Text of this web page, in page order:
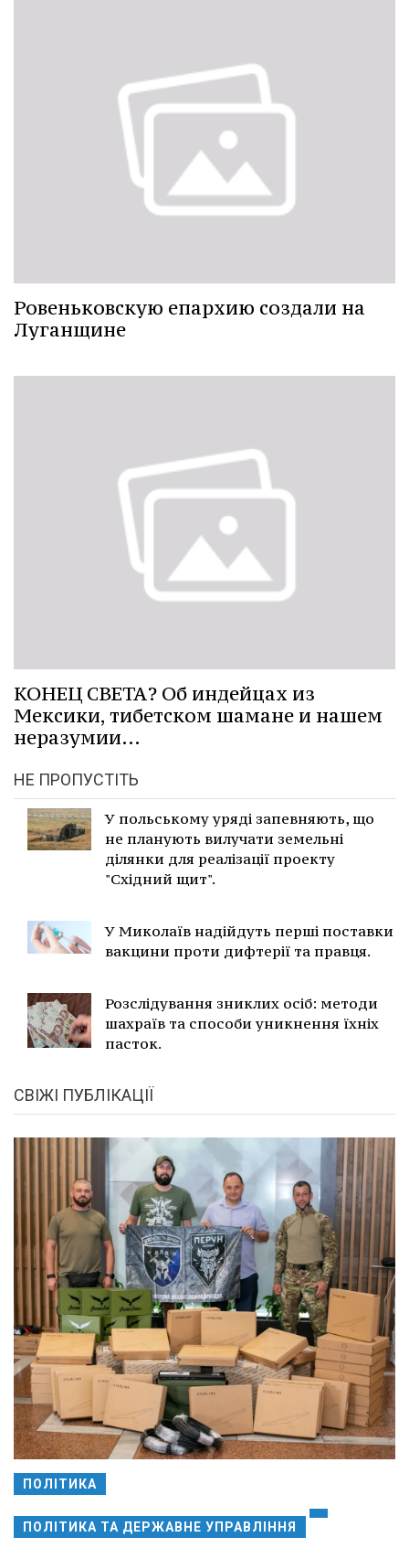
Ровеньковскую епархию создали на
Луганщине
КОНЕЦ СВЕТА? Об индейцах из
Мексики, тибетском шамане и нашем
неразумии…
НЕ ПРОПУСТІТЬ
У польському уряді запевняють, що
не планують вилучати земельні
ділянки для реалізації проекту
"Східний щит".
У Миколаїв надійдуть перші поставки
вакцини проти дифтерії та правця.
Розслідування зниклих осіб: методи
шахраїв та способи уникнення їхніх
пасток.
СВІЖІ ПУБЛІКАЦІЇ
ПОЛІТИКА
ПОЛІТИКА ТА ДЕРЖАВНЕ УПРАВЛІННЯ